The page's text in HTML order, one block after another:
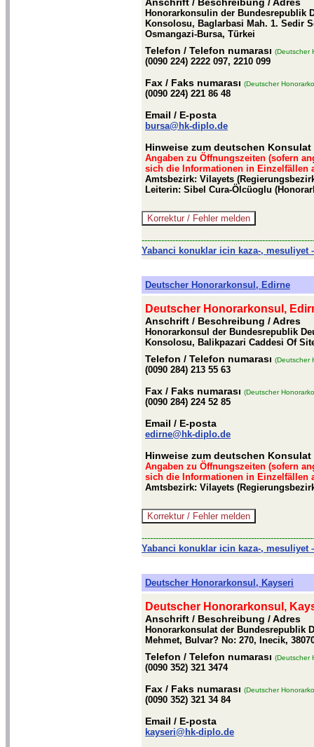
Honorarkonsulin der Bundesrepublik
Konsolosu, Baglarbasi Mah. 1. Sedir
Osmangazi-Bursa, Türkei
Telefon / Telefon numarası (Deutscher
(0090 224) 2222 097, 2210 099
Fax / Faks numarası (Deutscher
(0090 224) 221 86 48
Email / E-posta
bursa@hk-diplo.de
Hinweise zum deutschen Konsulat
Angaben zu Öffnungszeiten (sofern
sich die Informationen in Einzelfällen
Amtsbezirk: Vilayets
Leiterin: Sibel Cura-Ölcüoglu
Yabanci konuklar icin kaza-, mesuliyet
Deutscher Honorarkonsul, Edirne
Deutscher Honorarkonsul,
Anschrift / Beschreibung / Adres
Honorarkonsul der Bundesrepublik
Konsolosu, Balikpazari Caddesi Of
Telefon / Telefon numarası (Deutscher
(0090 284) 213 55 63
Fax / Faks numarası (Deutscher
(0090 284) 224 52 85
Email / E-posta
edirne@hk-diplo.de
Hinweise zum deutschen Konsulat
Angaben zu Öffnungszeiten (sofern
sich die Informationen in Einzelfällen
Amtsbezirk: Vilayets
Yabanci konuklar icin kaza-, mesuliyet
Deutscher Honorarkonsul, Kayseri
Deutscher Honorarkonsul,
Anschrift / Beschreibung / Adres
Honorarkonsulat der Bundesrepublik
Mehmet, Bulvar? No: 270, Inecik,
Telefon / Telefon numarası (Deutscher
(0090 352) 321 3474
Fax / Faks numarası (Deutscher
(0090 352) 321 34 84
Email / E-posta
kayseri@hk-diplo.de